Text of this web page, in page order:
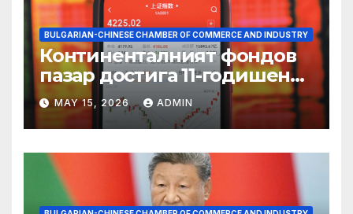
BULGARIAN-CHINESE CHAMBER OF COMMERCE AND INDUSTRY
Континенталният фондов
пазар достига 11-годишен
връх
MAY 15, 2026 ADMIN